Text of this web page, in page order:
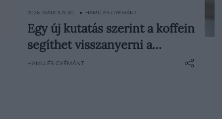
A reggeli kávé jóval túlmutat egy
egyszerű energialöketen. Egy friss,
egereken végzett vizsgálat azt állítja, hogy
2026. MÁRCIUS 30. ● HAMU ÉS GYÉMÁNT
Egy új kutatás szerint a koffein
segíthet visszanyerni a…
HAMU ÉS GYÉMÁNT